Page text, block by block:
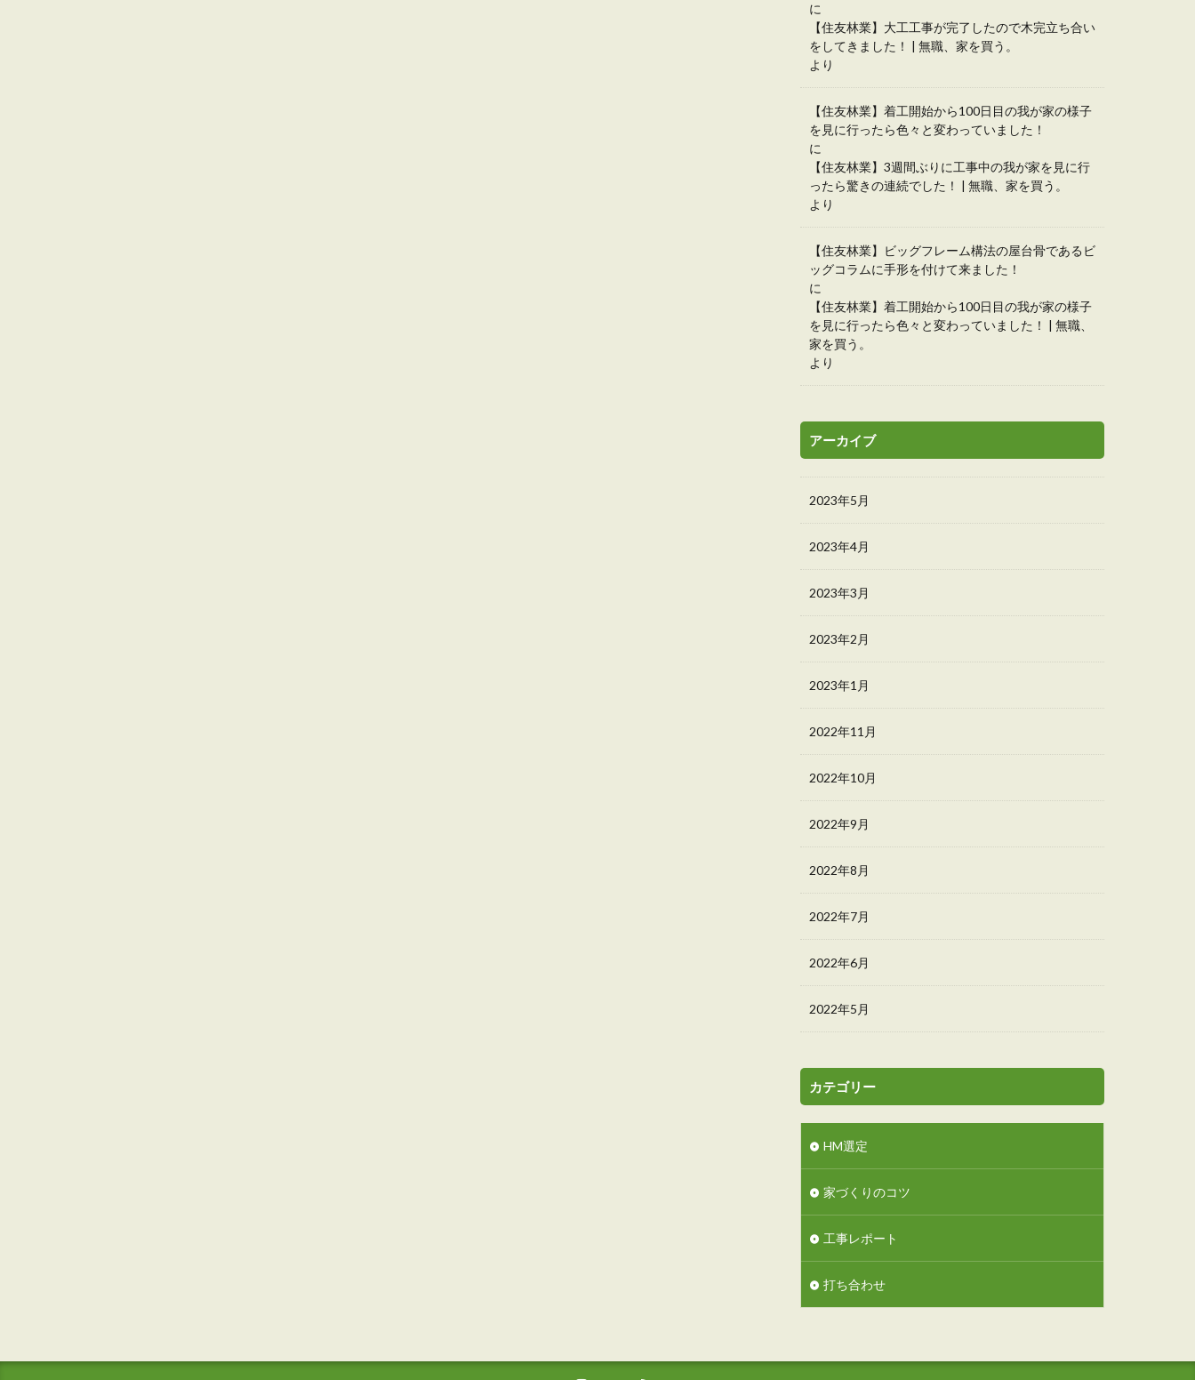
に
【住友林業】大工工事が完了したので木完立ち合い
をしてきました！ | 無職、家を買う。
より
【住友林業】着工開始から100日目の我が家の様子
を見に行ったら色々と変わっていました！
に
【住友林業】3週間ぶりに工事中の我が家を見に行
ったら驚きの連続でした！ | 無職、家を買う。
より
【住友林業】ビッグフレーム構法の屋台骨であるビ
ッグコラムに手形を付けて来ました！
に
【住友林業】着工開始から100日目の我が家の様子
を見に行ったら色々と変わっていました！ | 無職、
家を買う。
より
アーカイブ
2023年5月
2023年4月
2023年3月
2023年2月
2023年1月
2022年11月
2022年10月
2022年9月
2022年8月
2022年7月
2022年6月
2022年5月
カテゴリー
HM選定
家づくりのコツ
工事レポート
打ち合わせ